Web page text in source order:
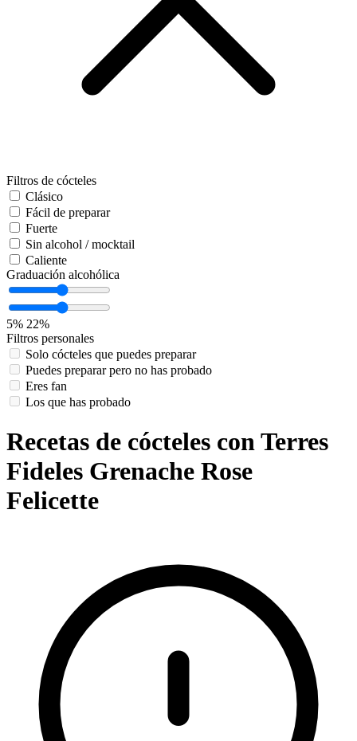
Filtros de cócteles
Clásico
Fácil de preparar
Fuerte
Sin alcohol / mocktail
Caliente
Graduación alcohólica
5% 22%
Filtros personales
Solo cócteles que puedes preparar
Puedes preparar pero no has probado
Eres fan
Los que has probado
Recetas de cócteles con Terres
Fideles Grenache Rose
Felicette